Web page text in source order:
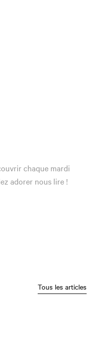
chaque mardi
adorer nous lire !
Tous les articles